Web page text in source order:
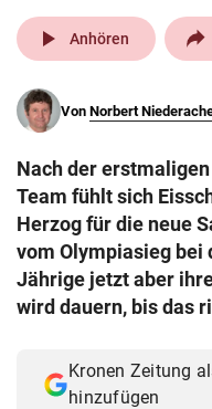
pin_drop
Wien
search
eingeben
© Krone Multimedia
Muthgasse 2, 1190 Wien
play_arrow Anhören
Von Norbert
Nach der
Team fühlt sich
Herzog für die neue
vom Olympiasieg bei
Jährige jetzt aber
wird dauern, bis das
Kronen Zeitung
hinzufügen